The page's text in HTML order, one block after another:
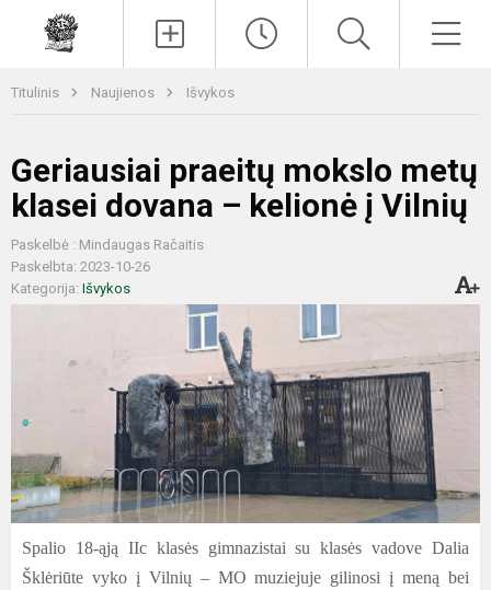
Titulinis Naujienos Išvykos
Geriausiai praeitų mokslo metų
klasei dovana – kelionė į Vilnių
Paskelbė : Mindaugas Račaitis
Paskelbta: 2023-10-26
Kategorija: Išvykos
Spalio 18-ąją IIc klasės gimnazistai su klasės vadove Dalia
Šklėriūte vyko į Vilnių – MO muziejuje gilinosi į meną bei